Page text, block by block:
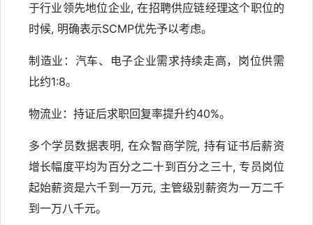
于行业领先地位企业, 在招聘供应链经理这个职位的
时候, 明确表示SCMP优先予以考虑。
制造业：汽车、电子企业需求持续走高，岗位供需
比约1:8。
物流业：持证后求职回复率提升约40%。
多个学员数据表明, 在众智商学院, 持有证书后薪资
增长幅度平均为百分之二十到百分之三十, 专员岗位
起始薪资是六千到一万元, 主管级别薪资为一万二千
到一万八千元。